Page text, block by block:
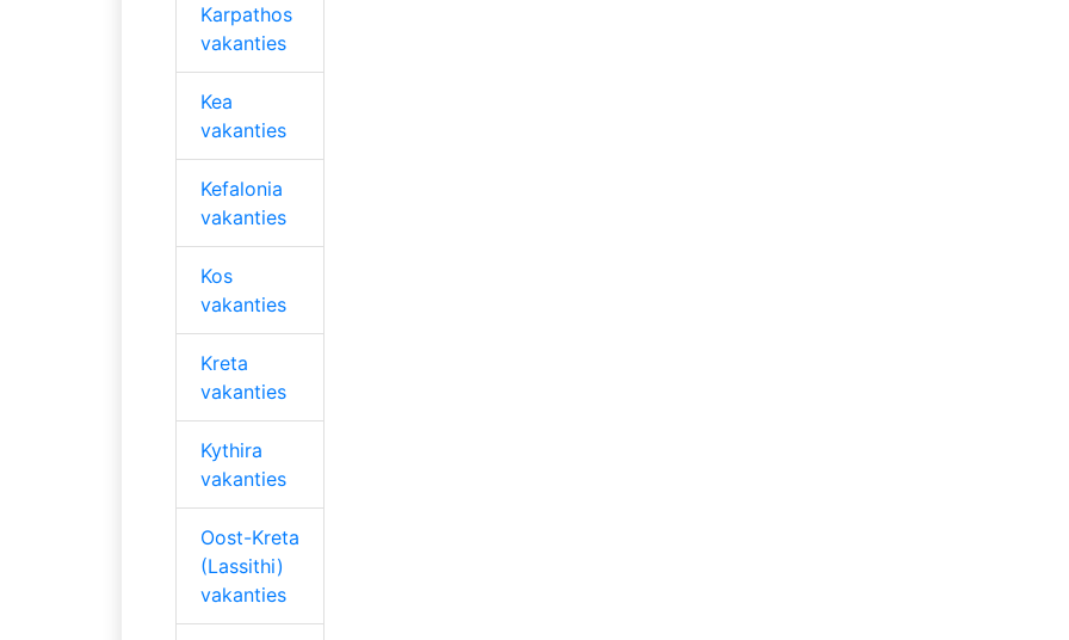
Karpathos
vakanties
Kea
vakanties
Kefalonia
vakanties
Kos
vakanties
Kreta
vakanties
Kythira
vakanties
Oost-Kreta
(Lassithi)
vakanties